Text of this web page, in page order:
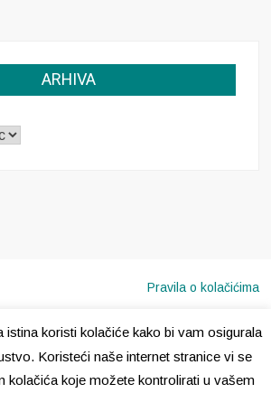
ARHIVA
Pravila o kolačićima
istina koristi kolačiće kako bi vam osigurala
Koristeći naše internet stranice vi se
kolačića koje možete kontrolirati u vašem
· Sva prava pridržana · Hladna Istina